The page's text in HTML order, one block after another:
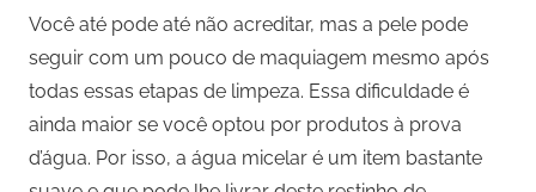
Você até pode até não acreditar, mas a pele pode
seguir com um pouco de maquiagem mesmo após
todas essas etapas de limpeza. Essa dificuldade é
ainda maior se você optou por produtos à prova
d’água. Por isso, a água micelar é um item bastante